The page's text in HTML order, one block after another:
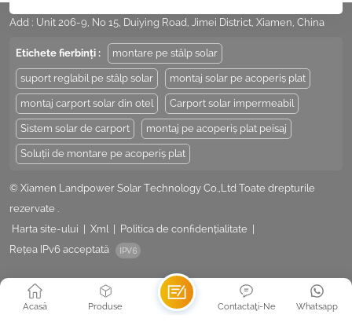
Add : Unit 206-9, No 15, Duiying Road, Jimei District, Xiamen, China
Etichete fierbinți : montare pe stâlp solar
suport reglabil pe stâlp solar montaj solar pe acoperiș plat
montaj carport solar din otel Carport solar impermeabil
Sistem solar de carport montaj pe acoperiș plat peisaj
Soluții de montare pe acoperiș plat
© Xiamen Landpower Solar Technology Co.,Ltd Toate drepturile
rezervate .
Harta site-ului
Xml Politica de confidențialitate
Rețea IPv6 acceptată
Acasă Produse Whatsapp
Contactaţi-Ne